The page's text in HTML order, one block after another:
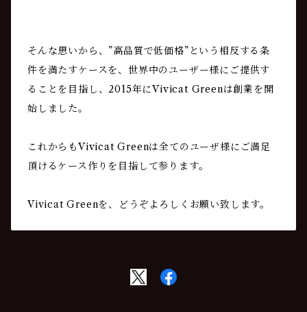
そんな思いから、”高品質で低価格”という相反する条
件を満たすケースを、世界中のユーザー様にご提供す
ることを目指し、2015年にVivicat Greenは創業を開
始しました。
これからもVivicat Greenは全てのユーザ様にご満足
頂けるケース作りを目指して参ります。
Vivicat Greenを、どうぞよろしくお願い致します。